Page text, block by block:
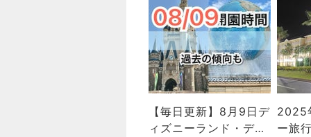
【毎日更新】8月9日デ
ィズニーランド・ディ
2025
ー旅